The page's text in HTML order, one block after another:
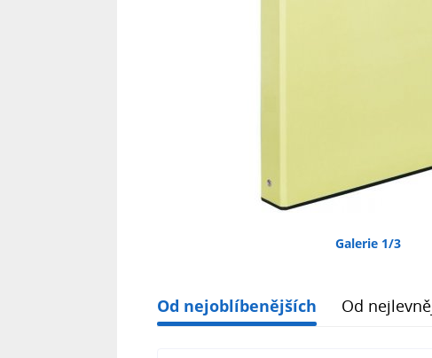
Galerie 1/3
Od nejoblíbenějších Od